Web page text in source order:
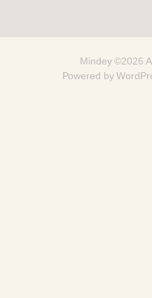
Mindey ©2026
Powered by